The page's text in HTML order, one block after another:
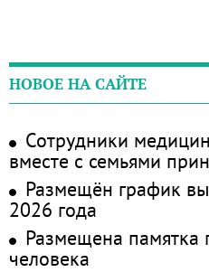
НОВОЕ НА САЙТЕ
Сотрудники
вместе с семьями
Размещён график
2026 года
Размещена памятка
человека